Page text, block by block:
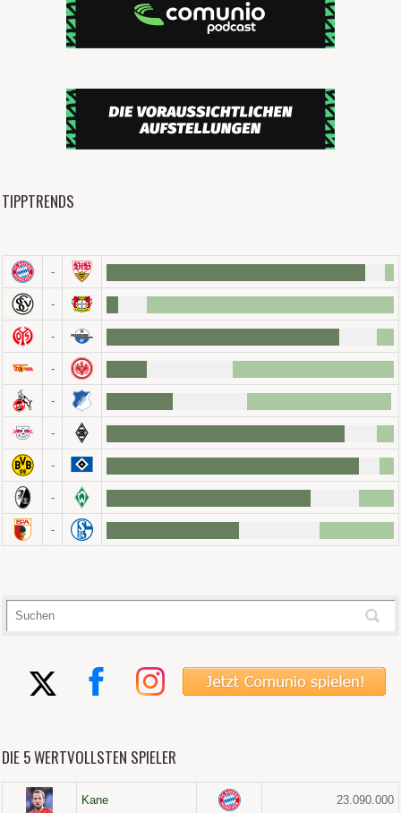
TIPPTRENDS
-
-
-
-
-
-
-
-
-
DIE 5 WERTVOLLSTEN SPIELER
Kane 23.090.000